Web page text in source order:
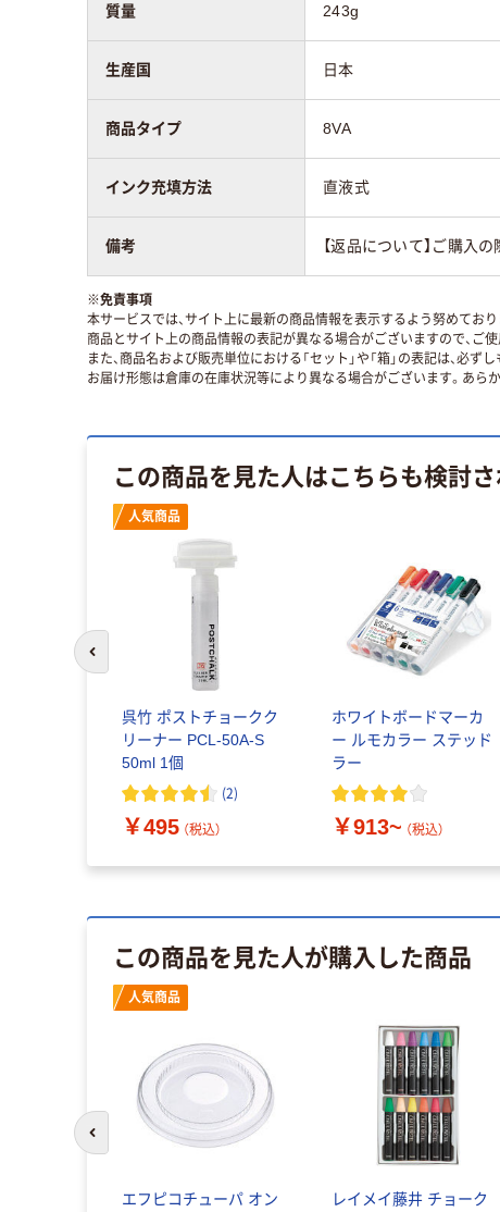
質量 243g
生産国 日本
商品タイプ 8VA
インク充填方法 直液式
備考 【返品について】ご購入
※免責事項
本サービスでは、サイト上に最新の商品情報を表示するよう努めており
商品とサイト上の商品情報の表記が異なる場合がございますので、ご
また、商品名および販売単位における「セット」や「箱」の表記は、必
お届け形態は倉庫の在庫状況等により異なる場合がございます。あら
この商品を見た人はこちらも検討
人気商品
呉竹 ポストチョークク
リーナー PCL-50A-S
50ml 1個
(2)
￥495 （税込）
ホワイトボードマーカ
ー ルモカラー ステッド
ラー
￥913~ （税込）
この商品を見た人が購入した商品
人気商品
エフピコチューパ オン レイメイ藤井 チョーク
前のスライドへ